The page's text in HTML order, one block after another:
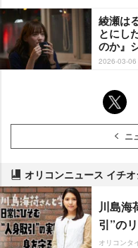
綾瀬は
とにし
のか』
2026-03-06
ニ
オリコンニュース イチ
川島海
引”の
オリコンタ